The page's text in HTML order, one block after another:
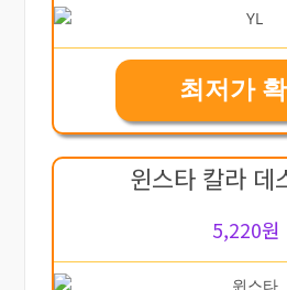
최저가
윈스타 칼라 데
5,220원